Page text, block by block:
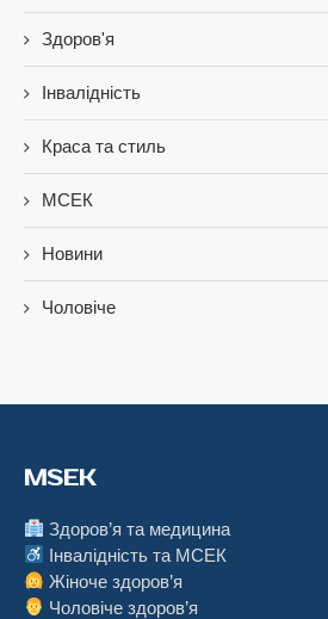
Здоров'я
Інвалідність
Краса та стиль
МСЕК
Новини
Чоловіче
MSEK
Здоров’я та медицина
Інвалідність та МСЕК
Жіноче здоров’я
Чоловіче здоров’я